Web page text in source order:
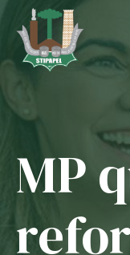
content
Home
O Sindicato
Jurídico
MP